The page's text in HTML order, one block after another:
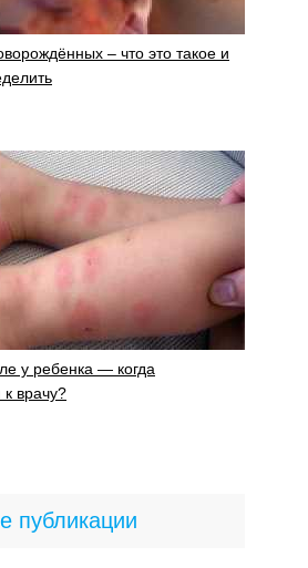
– что это такое и
у ребенка — когда
врачу?
публикации